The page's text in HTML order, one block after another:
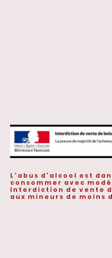
L'abus d'alcool est
consommer avec
Interdiction de vente
aux mineurs de moins